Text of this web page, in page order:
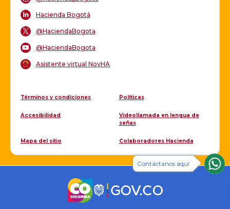
Hacienda Bogotá
@HaciendaBogota
@HaciendaBogota
Asistente virtual NovHA
Términos y condiciones Políticas
Accesibilidad
Videollamada en lengua de
señas
Mapa del sitio Colaboradores Hacienda
Contáctanos aquí